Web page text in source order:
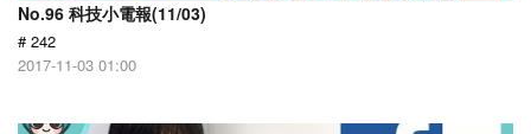
No.96 科技小電報(11/03)
# 242
2017-11-03 01:00